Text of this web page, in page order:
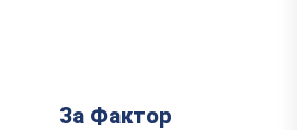
За Фактор